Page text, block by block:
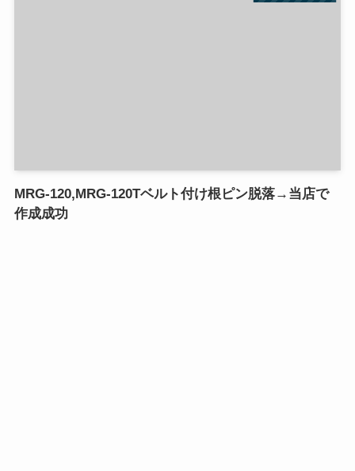
MRG-120,MRG-120Tベルト付け根ピン脱落→当店で
作成成功